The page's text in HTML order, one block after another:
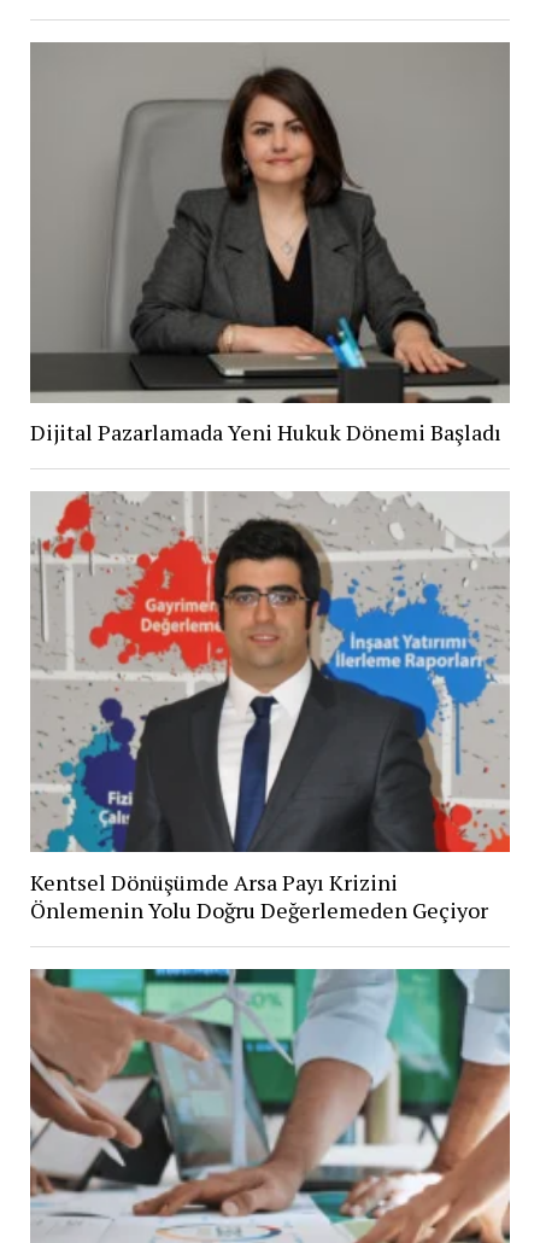
Dijital Pazarlamada Yeni Hukuk Dönemi Başladı
Kentsel Dönüşümde Arsa Payı Krizini
Önlemenin Yolu Doğru Değerlemeden Geçiyor